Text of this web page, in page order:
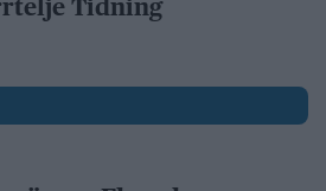
Tidning